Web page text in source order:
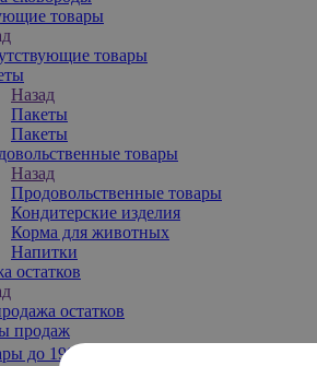
товары
товары
Назад
Пакеты
Пакеты
товары
Назад
Продовольственные товары
Кондитерские изделия
Корма для животных
Напитки
остатков
остатков
продаж
до 199₽